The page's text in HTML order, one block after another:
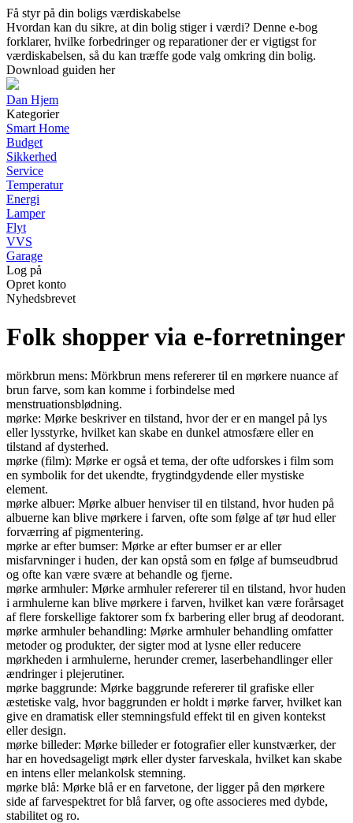
Få styr på din boligs værdiskabelse
Hvordan kan du sikre, at din bolig stiger i værdi? Denne e-bog
forklarer, hvilke forbedringer og reparationer der er vigtigst for
værdiskabelsen, så du kan træffe gode valg omkring din bolig.
Download guiden her
Dan Hjem
Kategorier
Smart Home
Budget
Sikkerhed
Service
Temperatur
Energi
Lamper
Flyt
VVS
Garage
Log på
Opret konto
Nyhedsbrevet
Folk shopper via e-forretninger
mörkbrun mens: Mörkbrun mens refererer til en mørkere nuance af
brun farve, som kan komme i forbindelse med
menstruationsblødning.
mørke: Mørke beskriver en tilstand, hvor der er en mangel på lys
eller lysstyrke, hvilket kan skabe en dunkel atmosfære eller en
tilstand af dysterhed.
mørke (film): Mørke er også et tema, der ofte udforskes i film som
en symbolik for det ukendte, frygtindgydende eller mystiske
element.
mørke albuer: Mørke albuer henviser til en tilstand, hvor huden på
albuerne kan blive mørkere i farven, ofte som følge af tør hud eller
forværring af pigmentering.
mørke ar efter bumser: Mørke ar efter bumser er ar eller
misfarvninger i huden, der kan opstå som en følge af bumseudbrud
og ofte kan være svære at behandle og fjerne.
mørke armhuler: Mørke armhuler refererer til en tilstand, hvor huden
i armhulerne kan blive mørkere i farven, hvilket kan være forårsaget
af flere forskellige faktorer som fx barbering eller brug af deodorant.
mørke armhuler behandling: Mørke armhuler behandling omfatter
metoder og produkter, der sigter mod at lysne eller reducere
mørkheden i armhulerne, herunder cremer, laserbehandlinger eller
ændringer i plejerutiner.
mørke baggrunde: Mørke baggrunde refererer til grafiske eller
æstetiske valg, hvor baggrunden er holdt i mørke farver, hvilket kan
give en dramatisk eller stemningsfuld effekt til en given kontekst
eller design.
mørke billeder: Mørke billeder er fotografier eller kunstværker, der
har en hovedsageligt mørk eller dyster farveskala, hvilket kan skabe
en intens eller melankolsk stemning.
mørke blå: Mørke blå er en farvetone, der ligger på den mørkere
side af farvespektret for blå farver, og ofte associeres med dybde,
stabilitet og ro.